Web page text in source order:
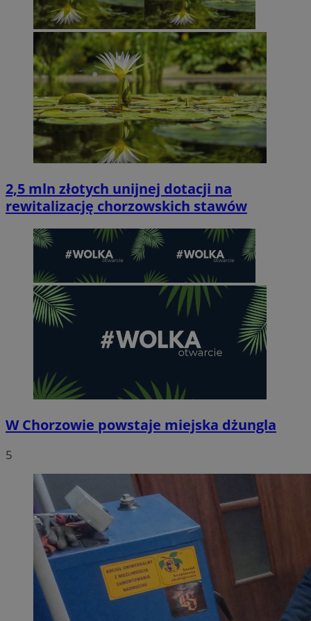
2,5 mln złotych unijnej dotacji na
rewitalizację chorzowskich stawów
W Chorzowie powstaje miejska dżungla
5